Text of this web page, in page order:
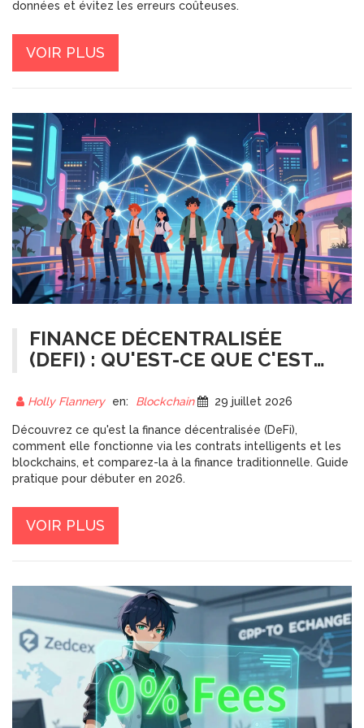
données et évitez les erreurs coûteuses.
VOIR PLUS
FINANCE DÉCENTRALISÉE
(DEFI) : QU'EST-CE QUE C'EST
2026 ?
Holly Flannery en: Blockchain 29 juillet 2026
Découvrez ce qu'est la finance décentralisée (DeFi),
comment elle fonctionne via les contrats intelligents et les
blockchains, et comparez-la à la finance traditionnelle. Guide
pratique pour débuter en 2026.
VOIR PLUS